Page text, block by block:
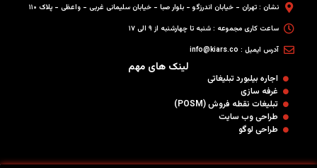
نشان : تهران - خیابان اندرزگو - بلوار صبا - خیابان سلیمانی غربی - واعظی - پلاک ۱۱۰
ساعت کاری مجموعه : شنبه تا چهارشنبه از ۹ الی ۱۷
آدرس ایمیل : info@kiars.co
لینک های مهم
اجاره بیلبورد تبلیغاتی
غرفه سازی
تبلیغات نقطه فروش (POSM)
طراحی وب سایت
طراحی لوگو